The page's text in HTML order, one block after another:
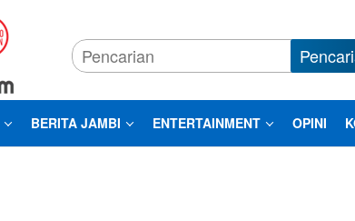
BERITA JAMBI ENTERTAINMENT OPINI